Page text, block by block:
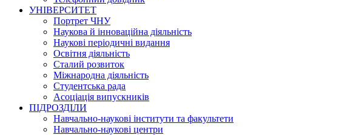
УНІВЕРСИТЕТ
Портрет ЧНУ
Наукова й інноваційна діяльність
Наукові періодичні видання
Освітня діяльність
Сталий розвиток
Міжнародна діяльність
Студентська рада
Асоціація випускників
ПІДРОЗДІЛИ
Навчально-наукові інститути та факультети
Навчально-наукові центри